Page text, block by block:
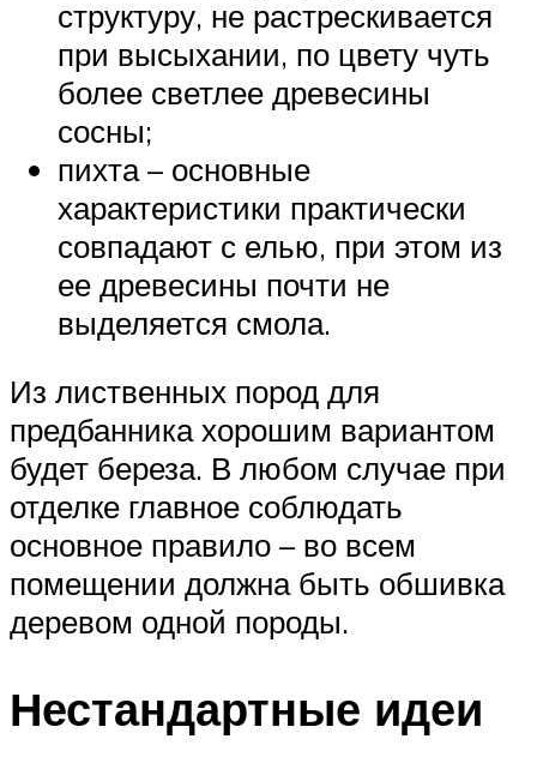
структуру, не растрескивается
при высыхании, по цвету чуть
более светлее древесины
сосны;
пихта – основные
характеристики практически
совпадают с елью, при этом из
ее древесины почти не
выделяется смола.
Из лиственных пород для
предбанника хорошим вариантом
будет береза. В любом случае при
отделке главное соблюдать
основное правило – во всем
помещении должна быть обшивка
деревом одной породы.
Нестандартные идеи